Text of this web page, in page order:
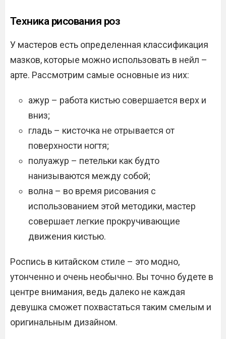
Техника рисования роз
У мастеров есть определенная классификация
мазков, которые можно использовать в нейл –
арте. Рассмотрим самые основные из них:
ажур – работа кистью совершается верх и
вниз;
гладь – кисточка не отрывается от
поверхности ногтя;
полуажур – петельки как будто
нанизываются между собой;
волна – во время рисования с
использованием этой методики, мастер
совершает легкие прокручивающие
движения кистью.
Роспись в китайском стиле – это модно,
утонченно и очень необычно. Вы точно будете в
центре внимания, ведь далеко не каждая
девушка сможет похвастаться таким смелым и
оригинальным дизайном.